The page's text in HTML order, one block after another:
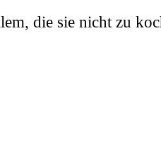
die sie nicht zu